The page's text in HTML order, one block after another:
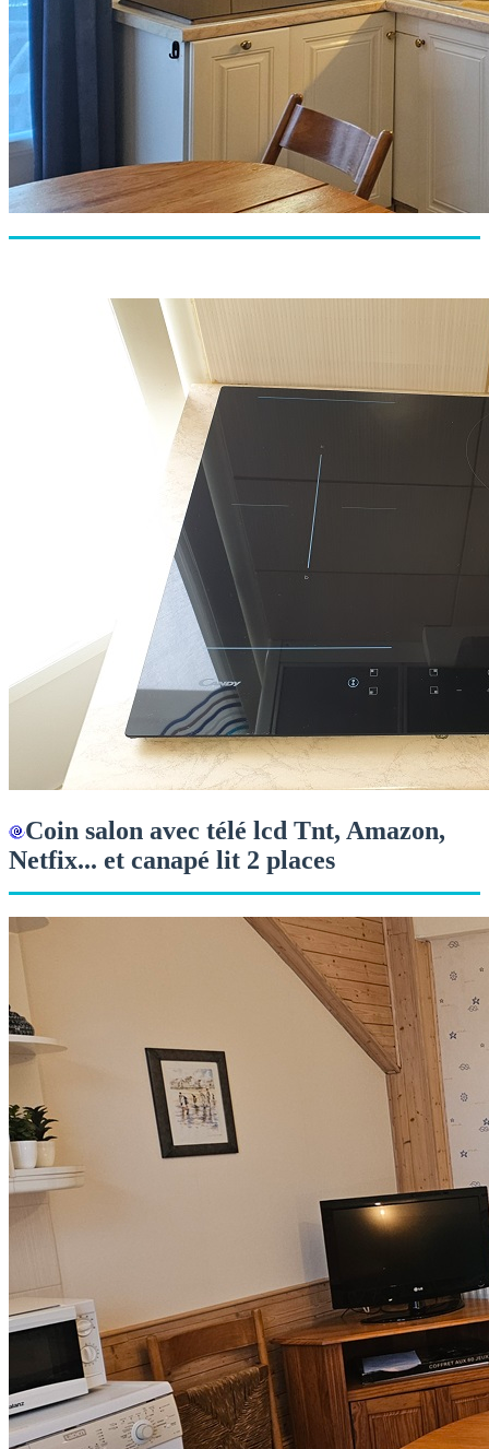
Coin salon avec télé lcd Tnt, Amazon,
Netfix... et canapé lit 2 places